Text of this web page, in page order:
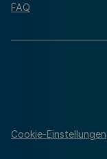
FAQ
Cookie-Einstellungen